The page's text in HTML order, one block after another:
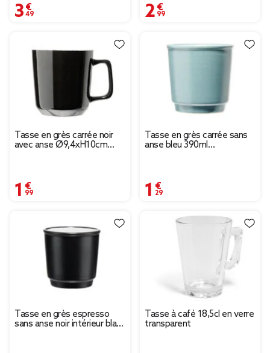
3,49 € 2,99 €
Tasse en grès carrée noir
avec anse Ø9,4xH10cm
1,99 €
Tasse en grès carrée sans
anse bleu 390ml
1,29 €
Tasse en grès espresso
sans anse noir intérieur blanc
Tasse à café 18,5cl en verre
transparent